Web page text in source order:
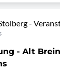
-
- Alt